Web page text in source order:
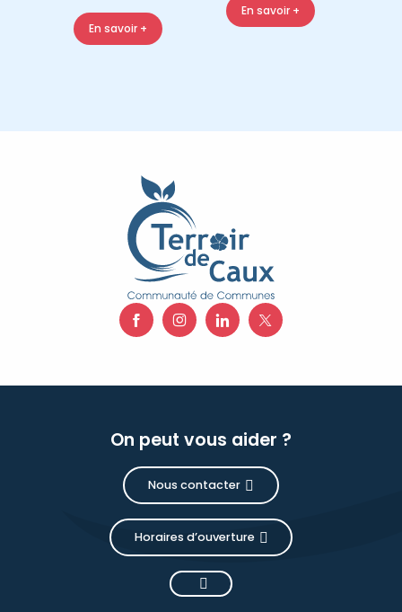
En savoir +
En savoir +
On peut vous aider ?
Nous contacter
Horaires d’ouverture